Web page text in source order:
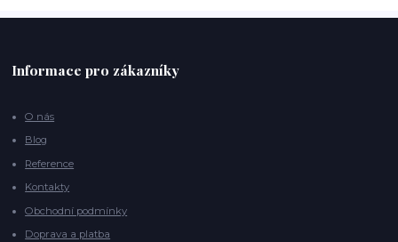
Informace pro zákazníky
O nás
Blog
Reference
Kontakty
Obchodní podmínky
Doprava a platba